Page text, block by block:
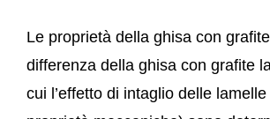
Le proprietà della ghisa con
differenza della ghisa con grafite
cui l’effetto di intaglio delle